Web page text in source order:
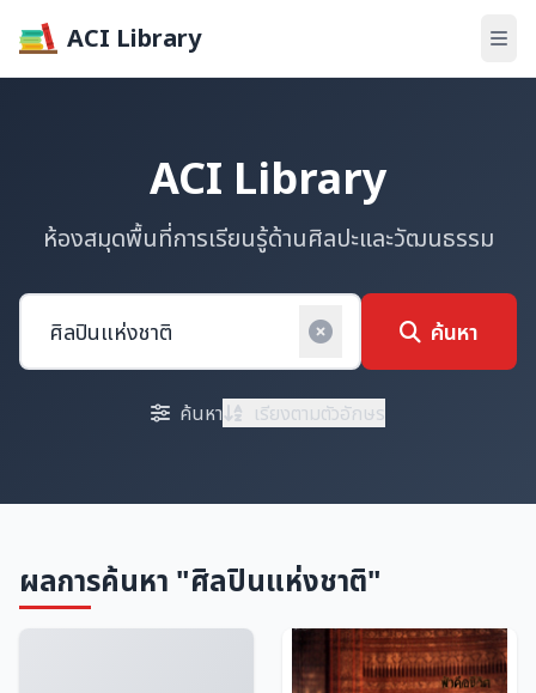
ACI Library
ACI Library
ห้องสมุดพื้นที่การเรียนรู้ด้านศิลปะและวัฒนธรรม
ค้นหา
ค้นหา เรียงตามตัวอักษร
ผลการค้นหา "ศิลปินแห่งชาติ"